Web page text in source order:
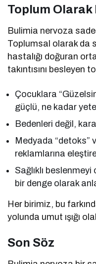
Toplum Olarak
Bulimia nervoza
Toplumsal olarak da
hastalığı doğuran
takıntısını besleyen
Çocuklara
güçlü, ne kadar
Bedenleri değil,
Medyada “detoks”
reklamlarına
Sağlıklı beslenmeyi
bir denge olarak
Her birimiz, bu
yolunda umut ışığı
Son Söz